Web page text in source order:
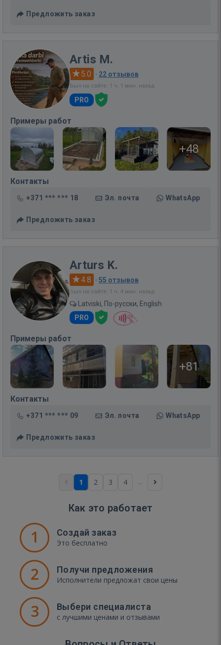
Предложить заказ
Artis M.
5.0 · 22 отзывов
Был на сайте: 1 ч. 1 мин. назад
PRO
Примеры работ
+48
Контакты
+371 *** *** 18 Эл. почта WhatsApp
Предложить заказ
Arturs K.
4.8 · 55 отзывов
Был на сайте: 1 ч. 4 мин. назад
Latviski, По-русски, English
PRO
Примеры работ
+81
Контакты
+371 *** *** 09 Эл. почта WhatsApp
Предложить заказ
1 2 3 4 ...
Как это работает
1 Создай заказ
Это бесплатно
2 Получи предложения
Исполнители предложат свои цены
3 Выбери специалиста
с лучшими ценами и отзывами